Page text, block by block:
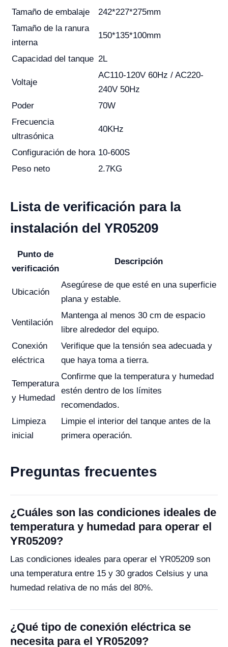
Tamaño de embalaje
242*227*275mm
Tamaño de la ranura
interna
150*135*100mm
Capacidad del tanque 2L
Voltaje
AC110-120V 60Hz / AC220-
240V 50Hz
Poder
70W
Frecuencia
ultrasónica
40KHz
Configuración de hora 10-600S
Peso neto
2.7KG
Lista de verificación para la
instalación del YR05209
Punto de
verificación
Descripción
Ubicación
Asegúrese de que esté en una superficie
plana y estable.
Ventilación
Mantenga al menos 30 cm de espacio
libre alrededor del equipo.
Conexión
eléctrica
Verifique que la tensión sea adecuada y
que haya toma a tierra.
Temperatura
y Humedad
Confirme que la temperatura y humedad
estén dentro de los límites
recomendados.
Limpieza
inicial
Limpie el interior del tanque antes de la
primera operación.
Preguntas frecuentes
¿Cuáles son las condiciones ideales de
temperatura y humedad para operar el
YR05209?
Las condiciones ideales para operar el YR05209 son
una temperatura entre 15 y 30 grados Celsius y una
humedad relativa de no más del 80%.
¿Qué tipo de conexión eléctrica se
necesita para el YR05209?